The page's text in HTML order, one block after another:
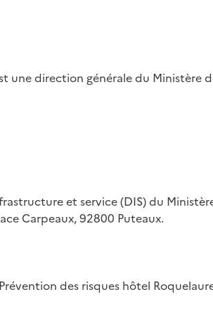
une direction générale du Ministère
et service (DIS) du
Carpeaux, 92800 Puteaux.
des risques hôtel